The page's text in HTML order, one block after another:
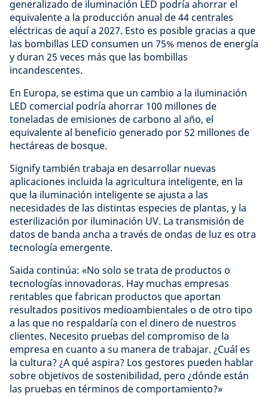
generalizado de iluminación LED podría ahorrar el
equivalente a la producción anual de 44 centrales
eléctricas de aquí a 2027. Esto es posible gracias a que
las bombillas LED consumen un 75% menos de energía
y duran 25 veces más que las bombillas
incandescentes.
En Europa, se estima que un cambio a la iluminación
LED comercial podría ahorrar 100 millones de
toneladas de emisiones de carbono al año, el
equivalente al beneficio generado por 52 millones de
hectáreas de bosque.
Signify también trabaja en desarrollar nuevas
aplicaciones incluida la agricultura inteligente, en la
que la iluminación inteligente se ajusta a las
necesidades de las distintas especies de plantas, y la
esterilización por iluminación UV. La transmisión de
datos de banda ancha a través de ondas de luz es otra
tecnología emergente.
Saida continúa: «No solo se trata de productos o
tecnologías innovadoras. Hay muchas empresas
rentables que fabrican productos que aportan
resultados positivos medioambientales o de otro tipo
a las que no respaldaría con el dinero de nuestros
clientes. Necesito pruebas del compromiso de la
empresa en cuanto a su manera de trabajar. ¿Cuál es
la cultura? ¿A qué aspira? Los gestores pueden hablar
sobre objetivos de sostenibilidad, pero ¿dónde están
las pruebas en términos de comportamiento?»